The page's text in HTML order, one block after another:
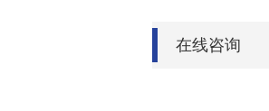
在线咨询